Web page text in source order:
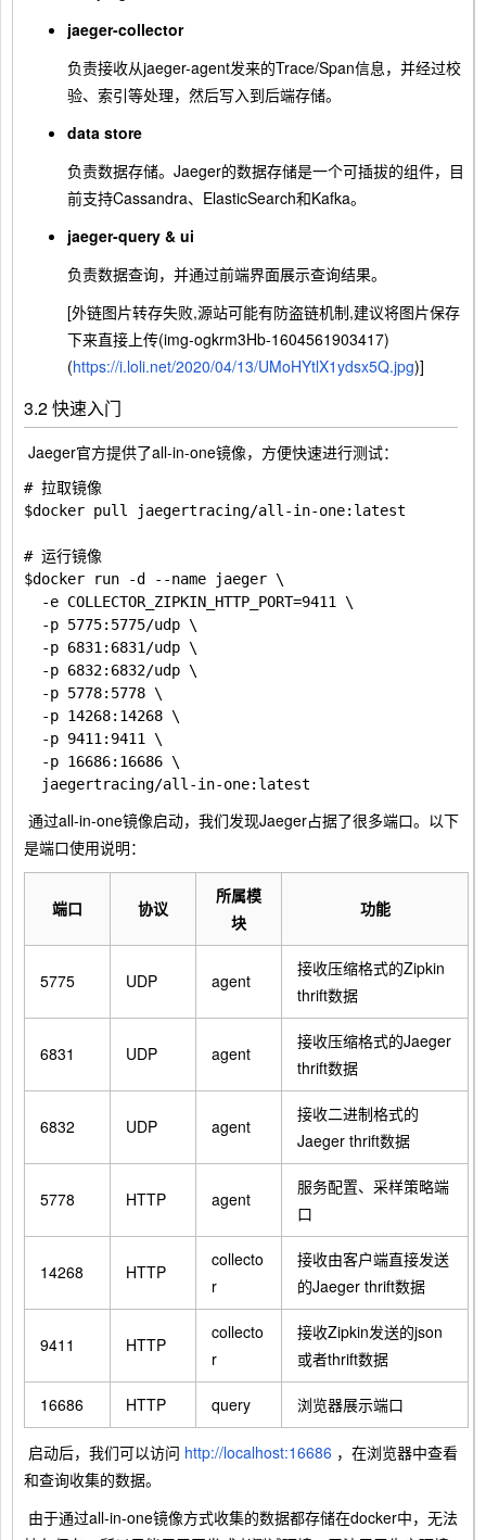
jaeger-collector
负责接收从jaeger-agent发来的Trace/Span信息，并经过校
验、索引等处理，然后写入到后端存储。
data store
负责数据存储。Jaeger的数据存储是一个可插拔的组件，目
前支持Cassandra、ElasticSearch和Kafka。
jaeger-query & ui
负责数据查询，并通过前端界面展示查询结果。
[外链图片转存失败,源站可能有防盗链机制,建议将图片保存
下来直接上传(img-ogkrm3Hb-1604561903417)
(https://i.loli.net/2020/04/13/UMoHYtlX1ydsx5Q.jpg)]
3.2 快速入门
​ Jaeger官方提供了all-in-one镜像，方便快速进行测试：
# 拉取镜像
$docker pull jaegertracing/all-in-one:latest
# 运行镜像
$docker run -d --name jaeger \
  -e COLLECTOR_ZIPKIN_HTTP_PORT=9411 \
  -p 5775:5775/udp \
  -p 6831:6831/udp \
  -p 6832:6832/udp \
  -p 5778:5778 \
  -p 14268:14268 \
  -p 9411:9411 \
  -p 16686:16686 \
​ 通过all-in-one镜像启动，我们发现Jaeger占据了很多端口。以下
是端口使用说明：
端口 协议
所属模
块
功能
5775 UDP agent
接收压缩格式的Zipkin
thrift数据
6831 UDP agent
接收压缩格式的Jaeger
thrift数据
6832 UDP agent
接收二进制格式的
Jaeger thrift数据
5778 HTTP agent
服务配置、采样策略端
口
14268 HTTP
collecto
r
接收由客户端直接发送
的Jaeger thrift数据
9411 HTTP
collecto
r
接收Zipkin发送的json
或者thrift数据
16686 HTTP query 浏览器展示端口
​ 启动后，我们可以访问 http://localhost:16686 ，在浏览器中查看
和查询收集的数据。
​ 由于通过all-in-one镜像方式收集的数据都存储在docker中，无法